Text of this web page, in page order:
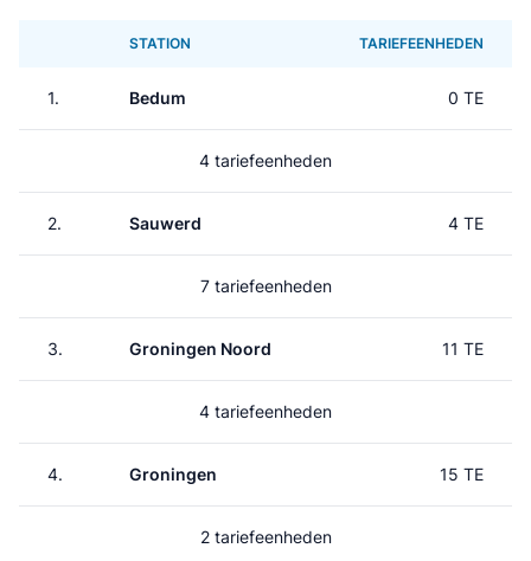
STATION TARIEFEENHEDEN
1. Bedum 0 TE
4 tariefeenheden
2. Sauwerd 4 TE
7 tariefeenheden
3. Groningen Noord 11 TE
4 tariefeenheden
4. Groningen 15 TE
2 tariefeenheden